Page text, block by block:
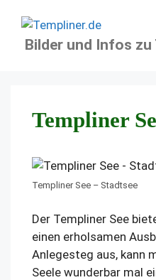
Inhalt
springenBilder und Infos zu
Templiner
Templiner See – Stadtsee
Der Templiner See
einen erholsamen
Anlegesteg aus, kann
Seele wunderbar mal